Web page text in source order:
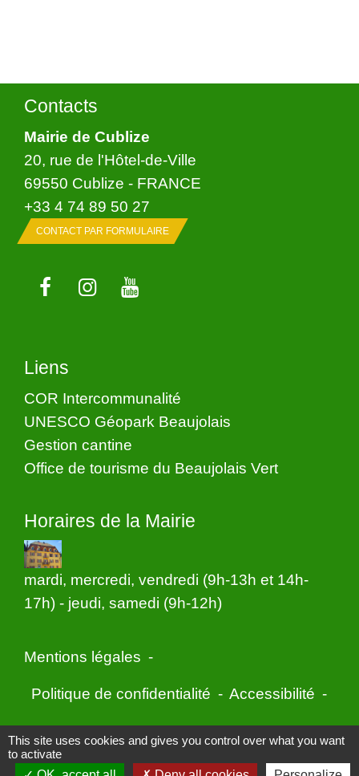
Contacts
Mairie de Cublize
20, rue de l'Hôtel-de-Ville
69550 Cublize - FRANCE
+33 4 74 89 50 27
CONTACT PAR FORMULAIRE
Liens
COR Intercommunalité
UNESCO Géopark Beaujolais
Gestion cantine
Office de tourisme du Beaujolais Vert
Horaires de la Mairie
mardi, mercredi, vendredi (9h-13h et 14h-
17h) - jeudi, samedi (9h-12h)
Mentions légales -
Politique de confidentialité - Accessibilité -
Application mobile Localiti - Plan du site -
Gestion des cookies
This site uses cookies and gives you control over what you want
to activate